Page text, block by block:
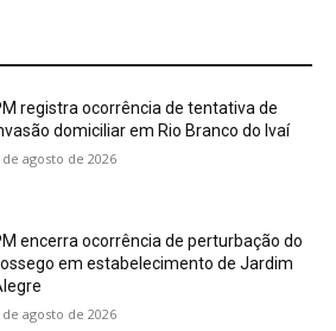
registra ocorrência de tentativa de
domiciliar em Rio Branco do Ivaí
de agosto de 2026
encerra ocorrência de perturbação do
em estabelecimento de Jardim
de agosto de 2026